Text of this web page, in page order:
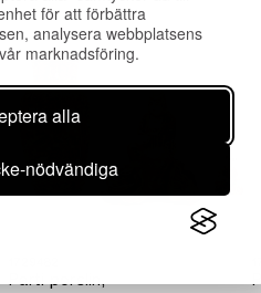
för att förbättra
analysera webbplatsens
marknadsföring.
alla
nödvändiga
Parti porslin,